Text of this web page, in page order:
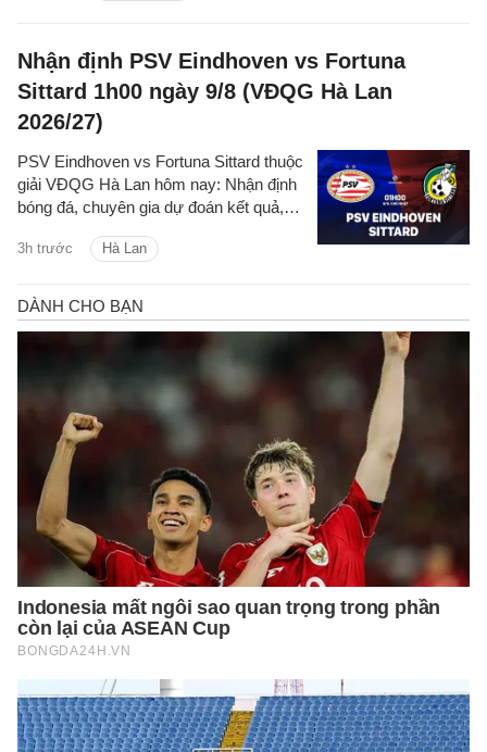
Nhận định PSV Eindhoven vs Fortuna
Sittard 1h00 ngày 9/8 (VĐQG Hà Lan
2026/27)
3h trước Hà Lan
PSV Eindhoven vs Fortuna Sittard thuộc
giải VĐQG Hà Lan hôm nay: Nhận định
bóng đá, chuyên gia dự đoán kết quả,